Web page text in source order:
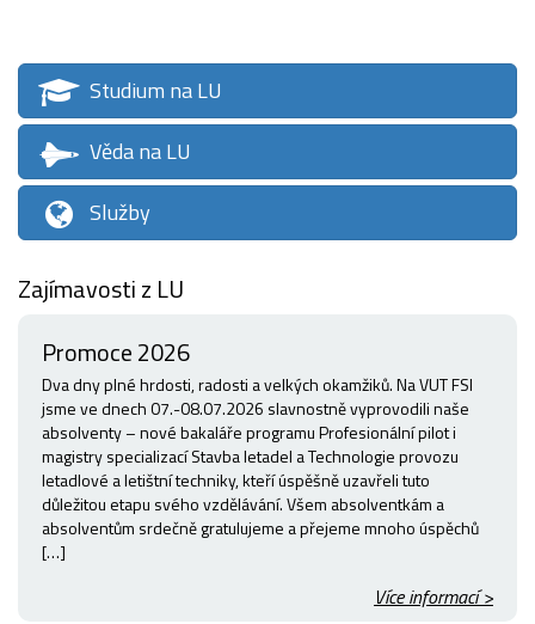
Studium na LU
Věda na LU
Služby
Zajímavosti z LU
Promoce 2026
Dva dny plné hrdosti, radosti a velkých okamžiků. Na VUT FSI
jsme ve dnech 07.-08.07.2026 slavnostně vyprovodili naše
absolventy – nové bakaláře programu Profesionální pilot i
magistry specializací Stavba letadel a Technologie provozu
letadlové a letištní techniky, kteří úspěšně uzavřeli tuto
důležitou etapu svého vzdělávání. Všem absolventkám a
absolventům srdečně gratulujeme a přejeme mnoho úspěchů
[…]
Více informací >